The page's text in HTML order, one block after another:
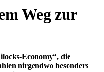
Weg zur
Economy“, die
nirgendwo besonders